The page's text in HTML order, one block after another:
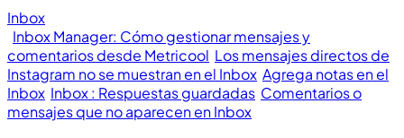
Inbox
Inbox Manager: Cómo gestionar mensajes y
comentarios desde Metricool Los mensajes directos de
Instagram no se muestran en el Inbox Agrega notas en el
Inbox Inbox : Respuestas guardadas Comentarios o
mensajes que no aparecen en Inbox